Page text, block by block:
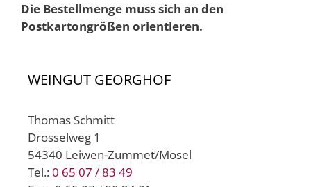
Die Bestellmenge muss sich an den
Postkartongrößen orientieren.
WEINGUT GEORGHOF
Thomas Schmitt
Drosselweg 1
54340 Leiwen-Zummet/Mosel
Tel.:0 65 07 / 83 49